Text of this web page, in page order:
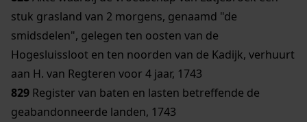
stuk grasland van 2 morgens, genaamd "de
smidsdelen", gelegen ten oosten van de
Hogesluissloot en ten noorden van de Kadijk, verhuurt
aan H. van Regteren voor 4 jaar, 1743
829 Register van baten en lasten betreffende de
geabandonneerde landen, 1743